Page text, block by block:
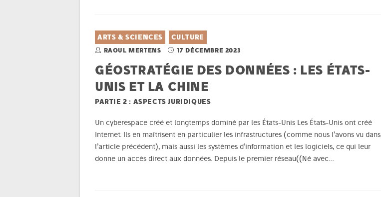
ARTS & SCIENCES CULTURE
RAOUL MERTENS 17 DÉCEMBRE 2023
GÉOSTRATÉGIE DES DONNÉES : LES ÉTATS-
UNIS ET LA CHINE
PARTIE 2 : ASPECTS JURIDIQUES
Un cyberespace créé et longtemps dominé par les États-Unis Les États-Unis ont créé
Internet. Ils en maîtrisent en particulier les infrastructures (comme nous l’avons vu dans
l’article précédent), mais aussi les systèmes d’information et les logiciels, ce qui leur
donne un accès direct aux données. Depuis le premier réseau((Né avec…